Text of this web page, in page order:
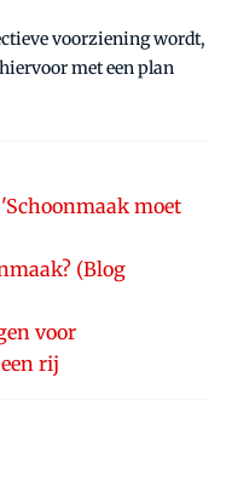
voorziening wordt,
met een plan
moet
(Blog
voor
rij